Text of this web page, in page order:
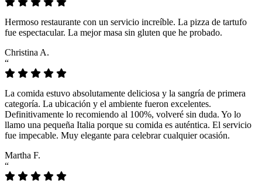
Hermoso restaurante con un servicio increíble. La pizza de tartufo
fue espectacular. La mejor masa sin gluten que he probado.
Christina A.
“
La comida estuvo absolutamente deliciosa y la sangría de primera
categoría. La ubicación y el ambiente fueron excelentes.
Definitivamente lo recomiendo al 100%, volveré sin duda. Yo lo
llamo una pequeña Italia porque su comida es auténtica. El servicio
fue impecable. Muy elegante para celebrar cualquier ocasión.
Martha F.
“